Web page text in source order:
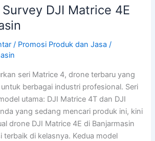
DJI Matrice 4E
/ Promosi Produk dan Jasa /
seri Matrice 4, drone terbaru yang
berbagai industri profesional. Seri
utama: DJI Matrice 4T dan DJI
yang sedang mencari produk ini, kini
drone DJI Matrice 4E di Banjarmasin
terbaik di kelasnya. Kedua model